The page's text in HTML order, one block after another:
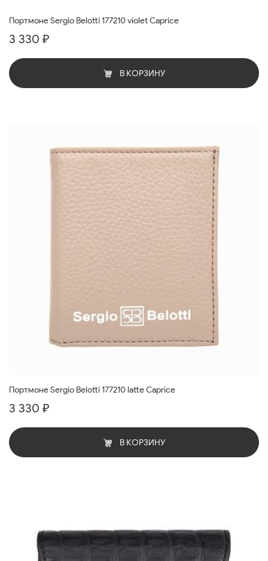
Портмоне Sergio Belotti 177210 violet Caprice
3 330 ₽
В КОРЗИНУ
Портмоне Sergio Belotti 177210 latte Caprice
3 330 ₽
В КОРЗИНУ